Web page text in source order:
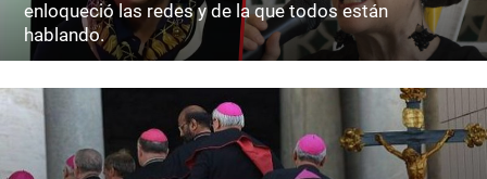
enloqueció las redes y de la que todos están
hablando.